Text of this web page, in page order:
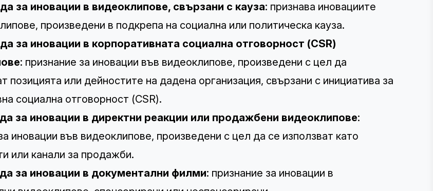
за иновации в видеоклипове, свързани с кауза: признава иновациите
произведени в подкрепа на социална или политическа кауза.
за иновации в корпоративната социална отговорност (CSR)
: признание за иновации във видеоклипове, произведени с цел да
позицията или дейностите на дадена организация, свързани с инициатива за
социална отговорност (CSR).
за иновации в директни реакции или продажбени видеоклипове:
иновации във видеоклипове, произведени с цел да се използват като
или канали за продажби.
за иновации в документални филми: признание за иновации в